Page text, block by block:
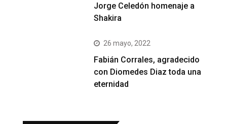
Jorge Celedón homenaje a
Shakira
26 mayo, 2022
Fabián Corrales, agradecido
con Diomedes Diaz toda una
eternidad